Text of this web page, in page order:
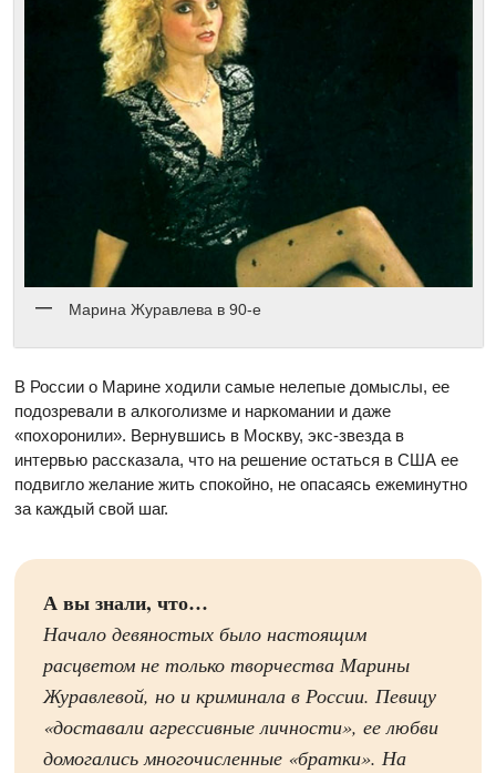
Марина Журавлева в 90-е
В России о Марине ходили самые нелепые домыслы, ее
подозревали в алкоголизме и наркомании и даже
«похоронили». Вернувшись в Москву, экс-звезда в
интервью рассказала, что на решение остаться в США ее
подвигло желание жить спокойно, не опасаясь ежеминутно
за каждый свой шаг.
А вы знали, что…
Начало девяностых было настоящим
расцветом не только творчества Марины
Журавлевой, но и криминала в России. Певицу
«доставали агрессивные личности», ее любви
домогались многочисленные «братки». На